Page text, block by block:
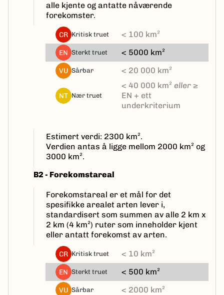
alle kjente og antatte nåværende
forekomster.
CR kritisk truet < 100 km²
EN sterkt truet < 5000 km²
VU sårbar < 20 000 km²
NT nær truet
< 40 000 km² eller ≥
EN + ett
underkriterium
Estimert verdi: 2300 km².
Verdien antas å ligge mellom 2000 km² og
3000 km².
B2 - Forekomstareal
Forekomstareal er et mål for det
spesifikke arealet arten lever i,
standardisert som summen av alle 2 km x
2 km (4 km²) ruter som inneholder kjent
eller antatt forekomst av arten.
CR kritisk truet < 10 km²
EN sterkt truet < 500 km²
VU sårbar < 2000 km²